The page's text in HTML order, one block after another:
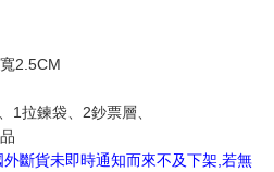
2.5CM
1拉鍊袋、2鈔票層、
斷貨未即時通知而來不及下架,若無